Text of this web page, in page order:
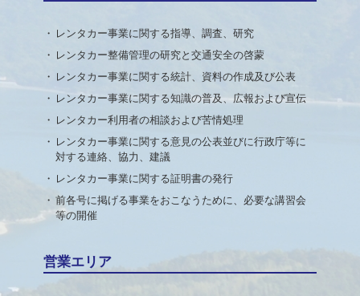
レンタカー事業に関する指導、調査、研究
レンタカー整備管理の研究と交通安全の啓蒙
レンタカー事業に関する統計、資料の作成及び公表
レンタカー事業に関する知識の普及、広報および宣伝
レンタカー利用者の相談および苦情処理
レンタカー事業に関する意見の公表並びに行政庁等に
対する連絡、協力、建議
レンタカー事業に関する証明書の発行
前各号に掲げる事業をおこなうために、必要な講習会
等の開催
営業エリア